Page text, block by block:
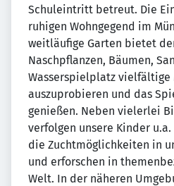
Schuleintritt betreut. Die
ruhigen Wohngegend im
weitläufige Garten bietet
Naschpflanzen, Bäumen,
Wasserspielplatz vielfältige
auszuprobieren und das
genießen. Neben vielerlei
verfolgen unsere Kinder
die Zuchtmöglichkeiten in
und erforschen in
Welt. In der näheren